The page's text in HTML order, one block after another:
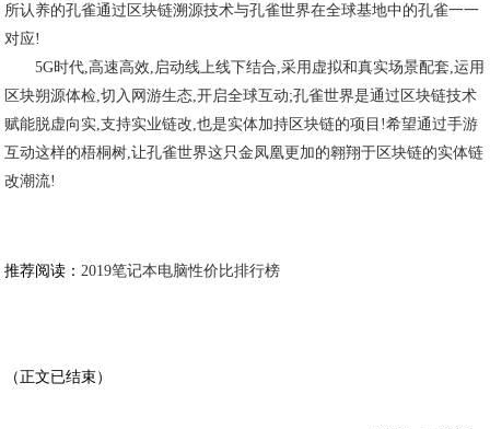
所认养的孔雀通过区块链溯源技术与孔雀世界在全球基地中的孔雀一一
对应!
5G时代,高速高效,启动线上线下结合,采用虚拟和真实场景配套,运用
区块朔源体检,切入网游生态,开启全球互动;孔雀世界是通过区块链技术
赋能脱虚向实,支持实业链改,也是实体加持区块链的项目!希望通过手游
互动这样的梧桐树,让孔雀世界这只金凤凰更加的翱翔于区块链的实体链
改潮流!
推荐阅读：2019笔记本电脑性价比排行榜
（正文已结束）